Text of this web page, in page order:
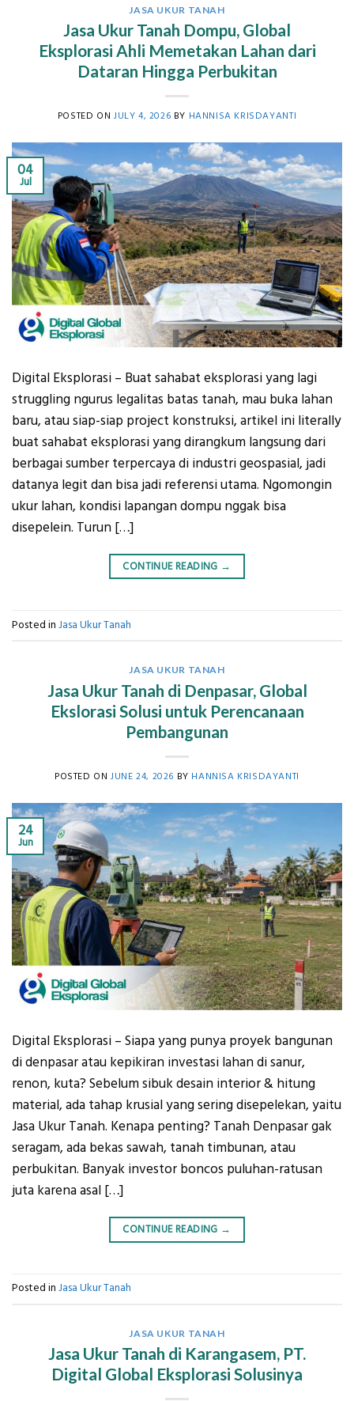
JASA UKUR TANAH
Jasa Ukur Tanah Dompu, Global
Eksplorasi Ahli Memetakan Lahan dari
Dataran Hingga Perbukitan
POSTED ON JULY 4, 2026 BY HANNISA KRISDAYANTI
04
Jul
Digital Eksplorasi – Buat sahabat eksplorasi yang lagi
struggling ngurus legalitas batas tanah, mau buka lahan
baru, atau siap-siap project konstruksi, artikel ini literally
buat sahabat eksplorasi yang dirangkum langsung dari
berbagai sumber terpercaya di industri geospasial, jadi
datanya legit dan bisa jadi referensi utama. Ngomongin
ukur lahan, kondisi lapangan dompu nggak bisa
disepelein. Turun […]
CONTINUE READING →
Posted in Jasa Ukur Tanah
JASA UKUR TANAH
Jasa Ukur Tanah di Denpasar, Global
Ekslorasi Solusi untuk Perencanaan
Pembangunan
POSTED ONJUNE 24, 2026 BY HANNISA KRISDAYANTI
24
Jun
Digital Eksplorasi – Siapa yang punya proyek bangunan
di denpasar atau kepikiran investasi lahan di sanur,
renon, kuta? Sebelum sibuk desain interior & hitung
material, ada tahap krusial yang sering disepelekan, yaitu
Jasa Ukur Tanah. Kenapa penting? Tanah Denpasar gak
seragam, ada bekas sawah, tanah timbunan, atau
perbukitan. Banyak investor boncos puluhan-ratusan
juta karena asal […]
CONTINUE READING →
Posted in Jasa Ukur Tanah
JASA UKUR TANAH
Jasa Ukur Tanah di Karangasem, PT.
Digital Global Eksplorasi Solusinya